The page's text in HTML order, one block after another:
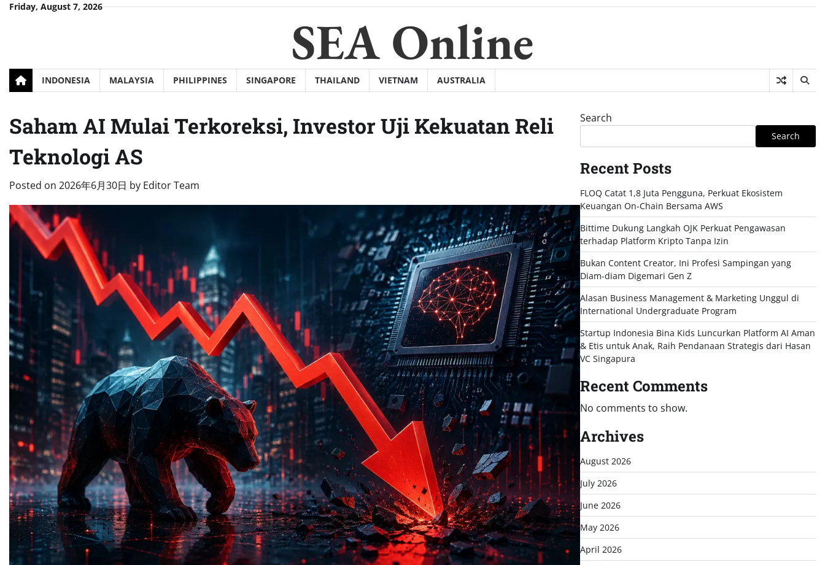
SkipFriday, August 7, 2026
SEA Online
INDONESIA MALAYSIA PHILIPPINES SINGAPORE THAILAND VIETNAM AUSTRALIA
Saham AI Mulai Terkoreksi, Investor Uji Kekuatan Reli
Teknologi AS
Posted on 2026年6月30日 by Editor Team
Search
Search
Recent Posts
FLOQ Catat 1,8 Juta Pengguna, Perkuat Ekosistem
Keuangan On-Chain Bersama AWS
Bittime Dukung Langkah OJK Perkuat Pengawasan
terhadap Platform Kripto Tanpa Izin
Bukan Content Creator, Ini Profesi Sampingan yang
Diam-diam Digemari Gen Z
Alasan Business Management & Marketing Unggul di
International Undergraduate Program
Startup Indonesia Bina Kids Luncurkan Platform AI Aman
& Etis untuk Anak, Raih Pendanaan Strategis dari Hasan
VC Singapura
Recent Comments
No comments to show.
Archives
August 2026
July 2026
June 2026
May 2026
April 2026